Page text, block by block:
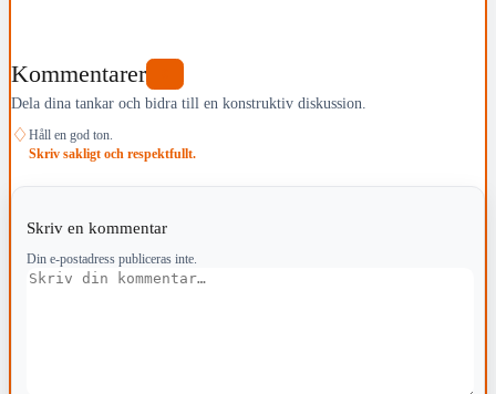
Kommentarer
Dela dina tankar och bidra till en konstruktiv diskussion.
♢ Håll en god ton.
Skriv sakligt och respektfullt.
Skriv en kommentar
Din e-postadress publiceras inte.
Kommentar